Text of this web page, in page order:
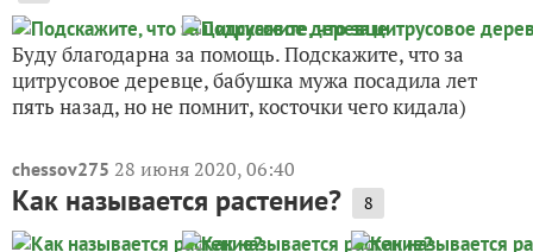
Буду благодарна за помощь. Подскажите, что за
цитрусовое деревце, бабушка мужа посадила лет
пять назад, но не помнит, косточки чего кидала)
chessov275 28 июня 2020, 06:40
Как называется растение? 8